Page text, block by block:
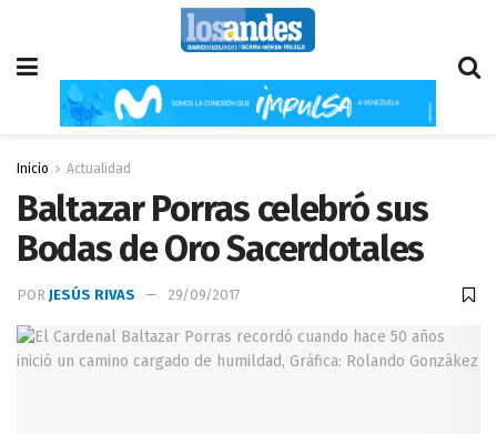
Inicio Actualidad
Baltazar Porras celebró sus
Bodas de Oro Sacerdotales
POR JESÚS RIVAS 29/09/2017